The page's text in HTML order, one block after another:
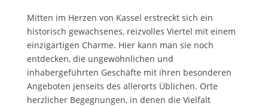
Mitten im Herzen von Kassel erstreckt sich ein
historisch gewachsenes, reizvolles Viertel mit einem
einzigartigen Charme. Hier kann man sie noch
entdecken, die ungewöhnlichen und
inhabergeführten Geschäfte mit ihren besonderen
Angeboten jenseits des allerorts Üblichen. Orte
herzlicher Begegnungen, in denen die Vielfalt